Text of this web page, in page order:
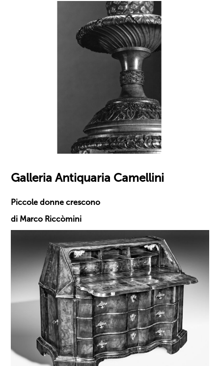
Galleria Antiquaria Camellini
Piccole donne crescono
di Marco Riccòmini